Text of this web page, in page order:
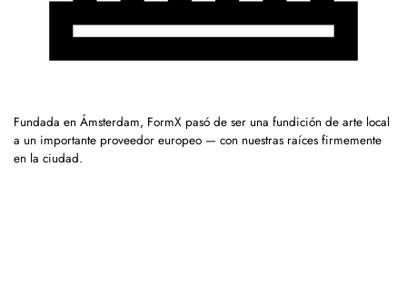
Fundada en Ámsterdam, FormX pasó de ser una fundición de arte local
a un importante proveedor europeo — con nuestras raíces firmemente
en la ciudad.